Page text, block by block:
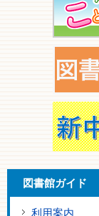
図書館ガイド
利用案内